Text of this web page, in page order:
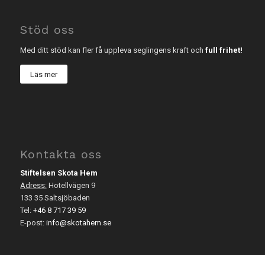
Stöd oss
Med ditt stöd kan fler få uppleva seglingens kraft och full frihet!
Läs mer
Kontakta oss
Stiftelsen Skota Hem
Adress:Hotellvägen 9
133 35 Saltsjöbaden
Tel: +46 8 717 39 59
E-post: info@skotahem.se